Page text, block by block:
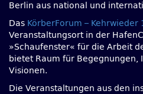
Berlin aus national und
Das KörberForum – Kehrwieder
Veranstaltungsort in der
»Schaufenster« für die Arbeit
bietet Raum für Begegnungen,
Visionen.
Die Veranstaltungen aus den